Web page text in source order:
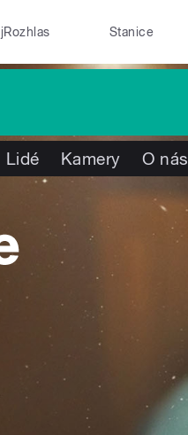
Stanice
Lidé Kamery O nás